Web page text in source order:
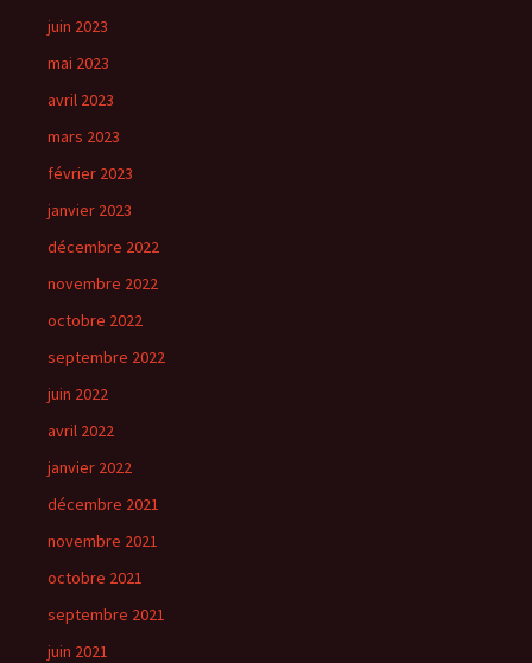
juin 2023
mai 2023
avril 2023
mars 2023
février 2023
janvier 2023
décembre 2022
novembre 2022
octobre 2022
septembre 2022
juin 2022
avril 2022
janvier 2022
décembre 2021
novembre 2021
octobre 2021
septembre 2021
juin 2021